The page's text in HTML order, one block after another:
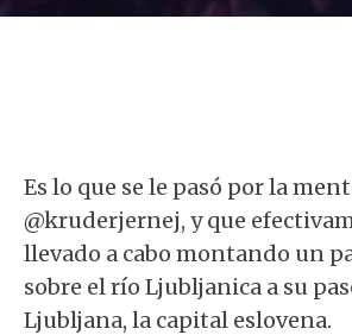
Es lo que se le pasó por la
@kruderjernej, y que
llevado a cabo montando un
sobre el río Ljubljanica a su
Ljubljana, la capital eslovena.⁣